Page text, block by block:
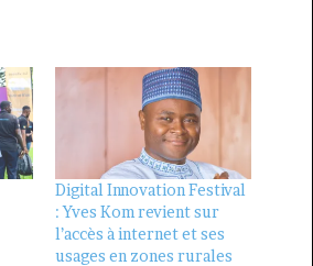
Digital Innovation Festival
: Yves Kom revient sur
l’accès à internet et ses
usages en zones rurales